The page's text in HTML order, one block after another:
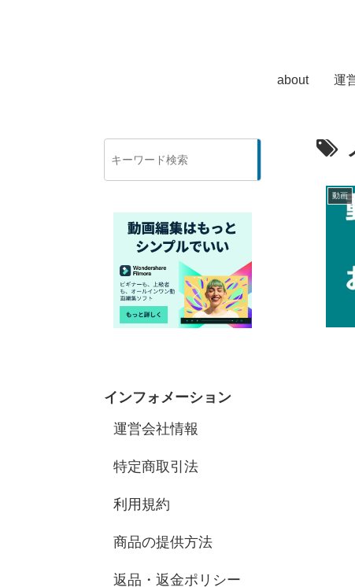
about 運
動画
インフォメーション
運営会社情報
特定商取引法
利用規約
商品の提供方法
返品・返金ポリシー